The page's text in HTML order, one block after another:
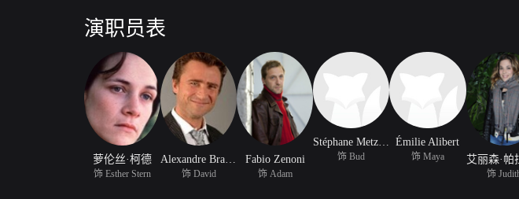
演职员表
萝伦丝·柯德
饰 Esther Stern 饰 David
Fabio Zenoni
饰 Adam
Stéphane Metzger
饰 Bud
Émilie Alibert
饰 Maya
饰